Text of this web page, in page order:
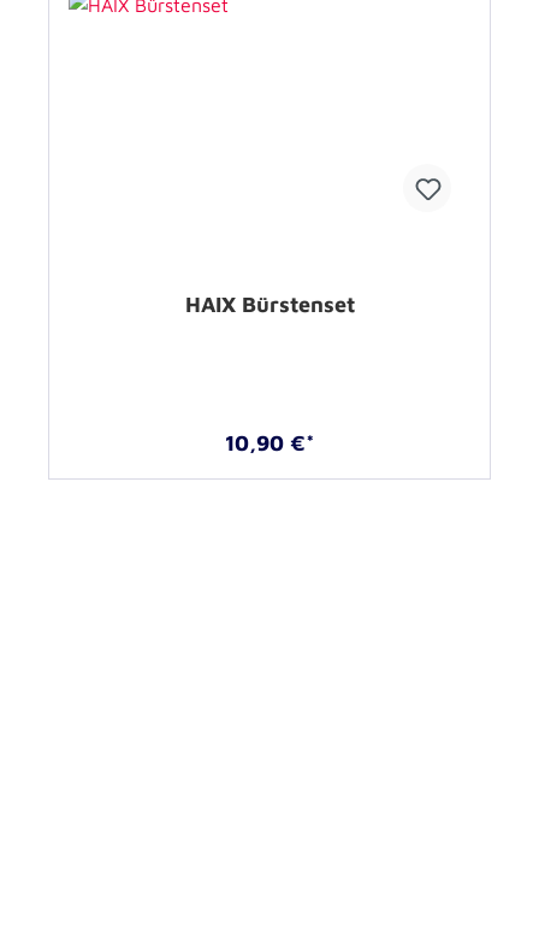
HAIX Bürstenset
10,90 €*